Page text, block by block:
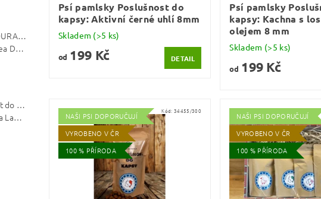
PROTIHLTACÍ MISKA DURAPET
Andrea Dosoudilová
Psí pamlsky Poslušnost do kapsy: Kachna s lososovým olejem 8 mm
Radka Langerová
Psí pamlsky Poslušnost do
kapsy: Aktivní černé uhlí 8mm
Skladem (>5 ks)
od 199 Kč DETAIL
Psí pamlsky
kapsy: Kachna s
olejem 8 mm
Skladem (>5 ks)
od 199 Kč
NAŠI PSI DOPORUČUJÍ
VYROBENO V ČR
100 % PŘÍRODA
Kód:34455/300
NAŠI PSI DOPORUČUJÍ
VYROBENO V ČR
100 % PŘÍRODA